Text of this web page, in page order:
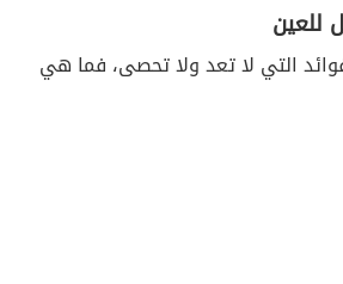
للعين
التي لا تعد ولا تحصى، فما هي